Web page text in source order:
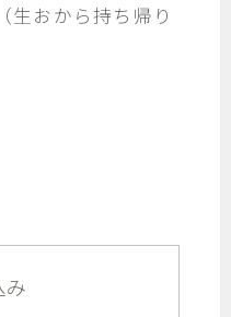
生おから持ち帰り
み